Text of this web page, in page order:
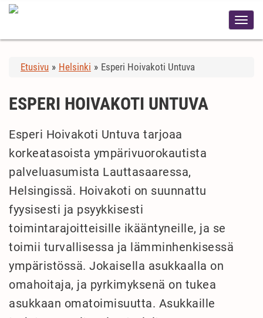
Etusivu » Helsinki » Esperi Hoivakoti Untuva
ESPERI HOIVAKOTI UNTUVA
Esperi Hoivakoti Untuva tarjoaa
korkeatasoista ympärivuorokautista
palveluasumista Lauttasaaressa,
Helsingissä. Hoivakoti on suunnattu
fyysisesti ja psyykkisesti
toimintarajoitteisille ikääntyneille, ja se
toimii turvallisessa ja lämminhenkisessä
ympäristössä. Jokaisella asukkaalla on
omahoitaja, ja pyrkimyksenä on tukea
asukkaan omatoimisuutta. Asukkaille